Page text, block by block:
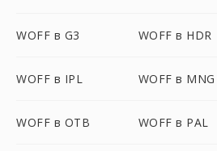
WOFF в G3 WOFF в HDR
WOFF в IPL WOFF в MNG
WOFF в OTB WOFF в PAL